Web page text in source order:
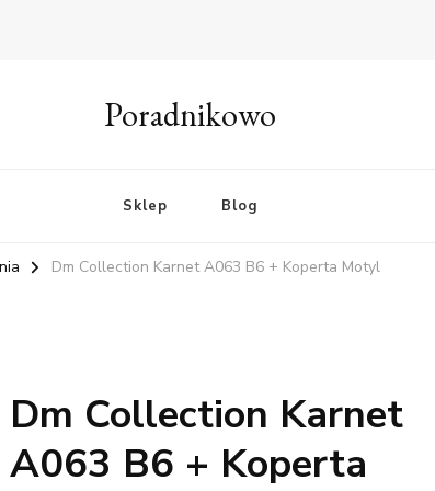
Poradnikowo
Sklep Blog
Dm Collection Karnet A063 B6 + Koperta Motyl
Dm Collection Karnet
A063 B6 + Koperta